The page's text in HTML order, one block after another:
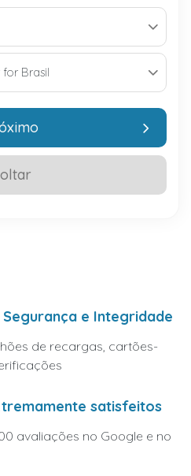
Segurança e Integridade
de recargas, cartões-
satisfeitos
avaliações no Google e no